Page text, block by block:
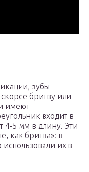
зубы
бритву или
имеют
входит в
4-5 мм в длину. Эти
как бритва»: в
их в